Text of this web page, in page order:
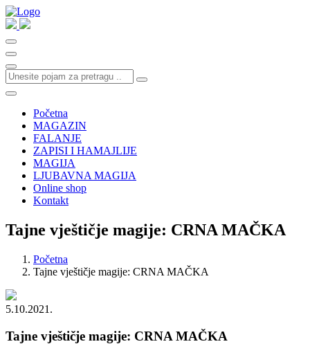
Početna
MAGAZIN
FALANJE
ZAPISI I HAMAJLIJE
MAGIJA
LJUBAVNA MAGIJA
Online shop
Kontakt
Tajne vještičje magije: CRNA MAČKA
Početna
Tajne vještičje magije: CRNA MAČKA
5.10.2021.
Tajne vještičje magije: CRNA MAČKA